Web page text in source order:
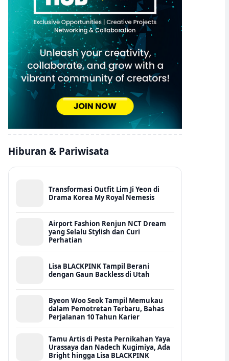
Hiburan & Pariwisata
Transformasi Outfit Lim Ji Yeon di
Drama Korea My Royal Nemesis
Airport Fashion Renjun NCT Dream
yang Selalu Stylish dan Curi
Perhatian
Lisa BLACKPINK Tampil Berani
dengan Gaun Backless di Utah
Byeon Woo Seok Tampil Memukau
dalam Pemotretan Terbaru, Bahas
Perjalanan 10 Tahun Karier
Tamu Artis di Pesta Pernikahan Yaya
Urassaya dan Nadech Kugimiya, Ada
Bright hingga Lisa BLACKPINK